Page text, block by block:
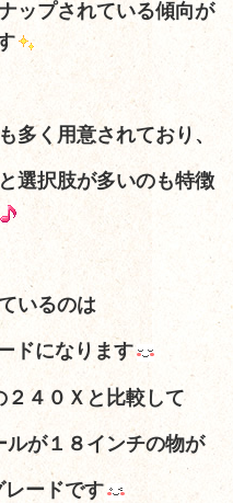
ップされている傾向が
多く用意されており、
選択肢が多いのも特徴
いるのは
ドになります
２４０Ｘと比較して
が１８インチの物が
ードです